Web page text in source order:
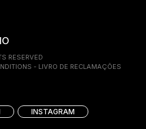
RESERVED
- LIVRO DE RECLAMAÇÕES
INSTAGRAM